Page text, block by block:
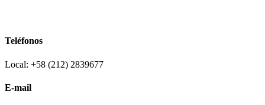
Teléfonos
Local: +58 (212) 2839677
E-mail